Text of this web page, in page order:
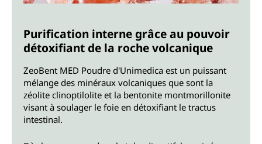
Purification interne grâce au pouvoir
détoxifiant de la roche volcanique
ZeoBent MED Poudre d'Unimedica est un puissant
mélange des minéraux volcaniques que sont la
zéolite clinoptilolite et la bentonite montmorillonite
visant à soulager le foie en détoxifiant le tractus
intestinal.